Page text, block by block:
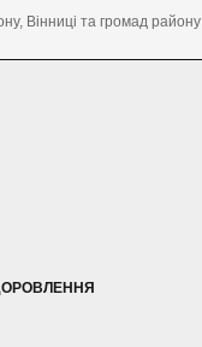
Вінниці та громад району